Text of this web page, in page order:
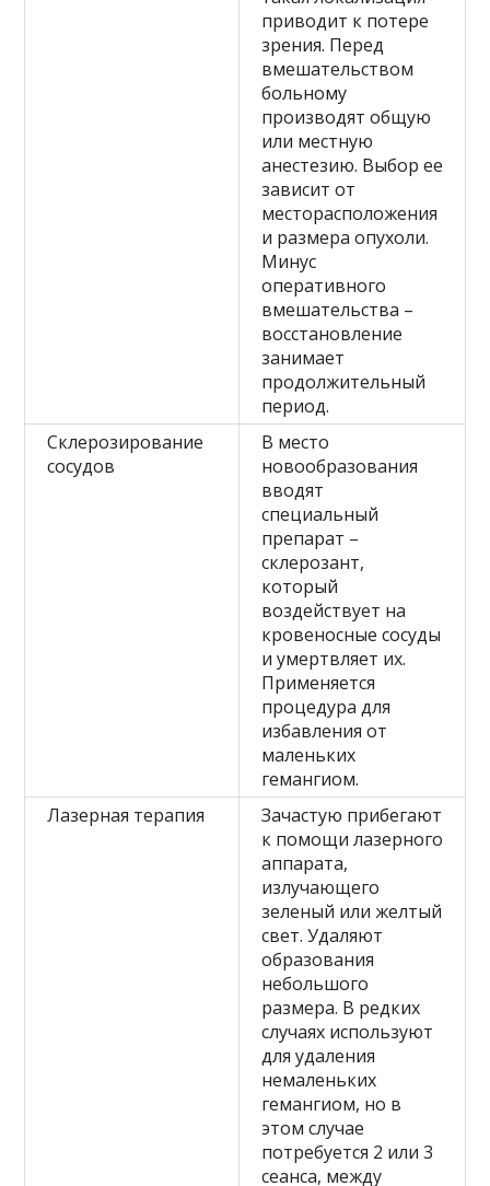
приводит к потере
зрения. Перед
вмешательством
больному
производят общую
или местную
анестезию. Выбор ее
зависит от
месторасположения
и размера опухоли.
Минус
оперативного
вмешательства –
восстановление
занимает
продолжительный
период.
Склерозирование
сосудов
В место
новообразования
вводят
специальный
препарат –
склерозант,
который
воздействует на
кровеносные сосуды
и умертвляет их.
Применяется
процедура для
избавления от
маленьких
гемангиом.
Лазерная терапия
Зачастую прибегают
к помощи лазерного
аппарата,
излучающего
зеленый или желтый
свет. Удаляют
образования
небольшого
размера. В редких
случаях используют
для удаления
немаленьких
гемангиом, но в
этом случае
потребуется 2 или 3
сеанса, между